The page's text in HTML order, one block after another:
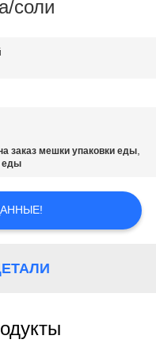
соли
заказ мешки упаковки еды,
еды